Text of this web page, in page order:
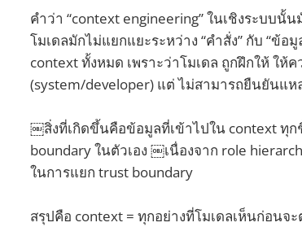
คำว่า “context engineering” ในเชิงระบบ
โมเดลมักไม่แยกแยะระหว่าง “คำสั่ง” กับ “ข้
context ทั้งหมด เพราะว่าโมเดล ถูกฝึกให้ ใ
(system/developer) แต่ ไม่สามารถยืนยันแ
￼สิ่งที่เกิดขึ้นคือข้อมูลที่เข้าไปใน context ทุ
boundary ในตัวเอง ￼เนื่องจาก role
ในการแยก trust boundary
สรุปคือ context = ทุกอย่างที่โมเดลเห็นก่อน